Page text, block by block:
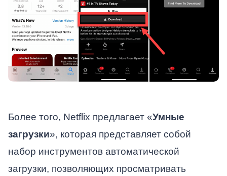
Более того, Netflix предлагает «Умные
загрузки», которая представляет собой
набор инструментов автоматической
загрузки, позволяющих просматривать